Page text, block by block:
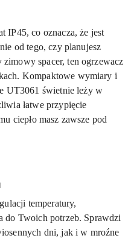
IP45, co oznacza, że jest
od tego, czy planujesz
spacer, ten ogrzewacz
Kompaktowe wymiary i
UT3061 świetnie leży w
łatwe przypięcie
ciepło masz zawsze pod
temperatury,
do Twoich potrzeb. Sprawdzi
dni, jak i w mroźne